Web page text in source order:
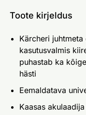
Toote kirjeldus
Kärcheri
kasutusvalmis
puhastab ka
hästi
Eemaldatava
Kaasas akulaadija